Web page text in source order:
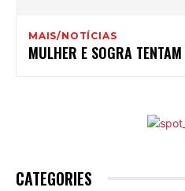
MAIS/NOTÍCIAS
MULHER E SOGRA
CATEGORIES